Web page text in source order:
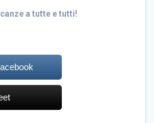
a tutte e tutti!